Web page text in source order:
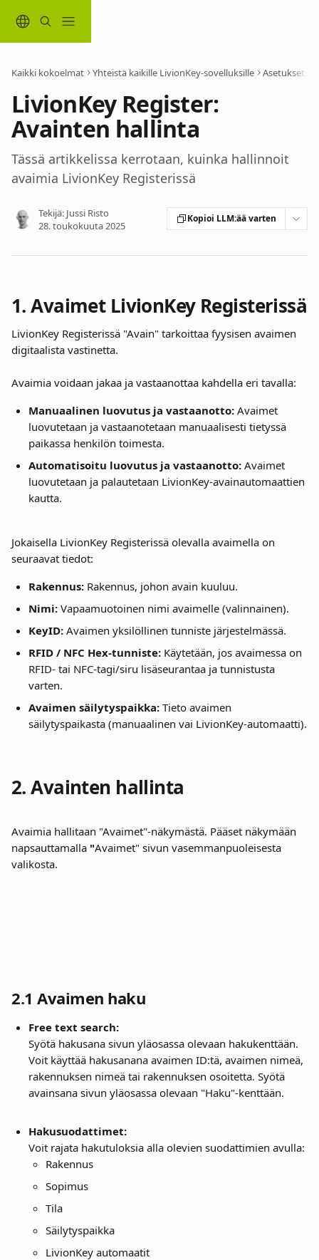
Kaikki kokoelmat Yhteistä kaikille LivionKey-sovelluksille Asetukset
LivionKey Register:
Avainten hallinta
Tässä artikkelissa kerrotaan, kuinka hallinnoit
avaimia LivionKey Registerissä
Tekijä: Jussi Risto
28. toukokuuta 2025
Kopioi LLM:ää varten
1. Avaimet LivionKey Registerissä
LivionKey Registerissä "Avain" tarkoittaa fyysisen avaimen
digitaalista vastinetta.
Avaimia voidaan jakaa ja vastaanottaa kahdella eri tavalla:
Manuaalinen luovutus ja vastaanotto: Avaimet
luovutetaan ja vastaanotetaan manuaalisesti tietyssä
paikassa henkilön toimesta.
Automatisoitu luovutus ja vastaanotto: Avaimet
luovutetaan ja palautetaan LivionKey-avainautomaattien
kautta.
Jokaisella LivionKey Registerissä olevalla avaimella on
seuraavat tiedot:
Rakennus: Rakennus, johon avain kuuluu.
Nimi: Vapaamuotoinen nimi avaimelle (valinnainen).
KeyID: Avaimen yksilöllinen tunniste järjestelmässä.
RFID / NFC Hex-tunniste: Käytetään, jos avaimessa on
RFID- tai NFC-tagi/siru lisäseurantaa ja tunnistusta
varten.
Avaimen säilytyspaikka: Tieto avaimen
säilytyspaikasta (manuaalinen vai LivionKey-automaatti).
2. Avainten hallinta
Avaimia hallitaan "Avaimet"-näkymästä. Pääset näkymään
napsauttamalla "Avaimet" sivun vasemmanpuoleisesta
valikosta.
2.1 Avaimen haku
Free text search:
Syötä hakusana sivun yläosassa olevaan hakukenttään.
Voit käyttää hakusanana avaimen ID:tä, avaimen nimeä,
rakennuksen nimeä tai rakennuksen osoitetta. Syötä
avainsana sivun yläosassa olevaan "Haku"-kenttään.
Hakusuodattimet:
Voit rajata hakutuloksia alla olevien suodattimien avulla:
Rakennus
Sopimus
Tila
Säilytyspaikka
LivionKey automaatit